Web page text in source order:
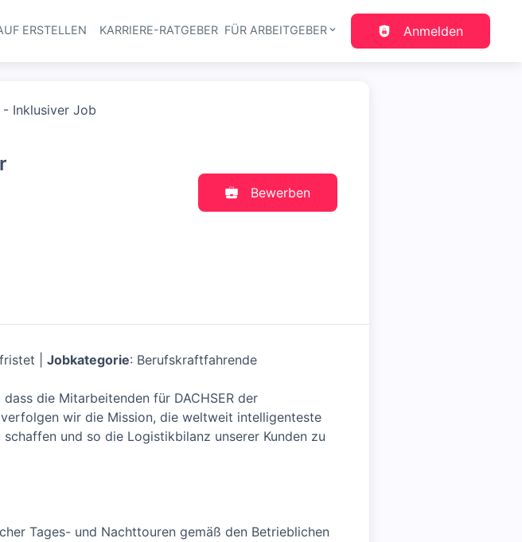
Haupt-Navigation
ERSTELLEN KARRIERE-RATGEBER FÜR ARBEITGEBER Anmelden
Inklusiver Job
Bewerben
| Jobkategorie: Berufskraftfahrende
die Mitarbeitenden für DACHSER der
wir die Mission, die weltweit intelligenteste
und so die Logistikbilanz unserer Kunden zu
Tages- und Nachttouren gemäß den Betrieblichen